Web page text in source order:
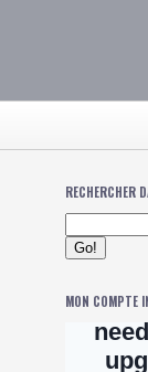
RECHERCHER
MON COMPTE